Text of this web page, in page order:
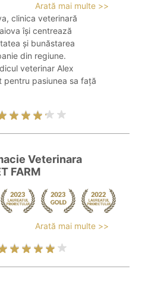
Arată mai multe >>
clinica veterinară
își centrează
și bunăstarea
din regiune.
veterinar Alex
pentru pasiunea sa față
Veterinara
FARM
Arată mai multe >>